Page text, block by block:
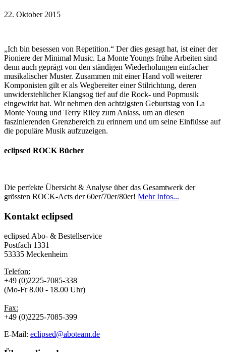
22. Oktober 2015
„Ich bin besessen von Repetition.“ Der dies gesagt hat, ist einer der
Pioniere der Minimal Music. La Monte Youngs frühe Arbeiten sind
denn auch geprägt von den ständigen Wiederholungen einfacher
musikalischer Muster. Zusammen mit einer Hand voll weiterer
Komponisten gilt er als Wegbereiter einer Stilrichtung, deren
unwiderstehlicher Klangsog tief auf die Rock- und Popmusik
eingewirkt hat. Wir nehmen den achtzigsten Geburtstag von La
Monte Young und Terry Riley zum Anlass, um an diesen
faszinierenden Grenzbereich zu erinnern und um seine Einflüsse auf
die populäre Musik aufzuzeigen.
eclipsed ROCK Bücher
Die perfekte Übersicht & Analyse über das Gesamtwerk der
grössten ROCK-Acts der 60er/70er/80er! Mehr Infos...
Kontakt eclipsed
eclipsed Abo- & Bestellservice
Postfach 1331
53335 Meckenheim
Telefon:
+49 (0)2225-7085-338
(Mo-Fr 8.00 - 18.00 Uhr)
Fax:
+49 (0)2225-7085-399
E-Mail: eclipsed@aboteam.de